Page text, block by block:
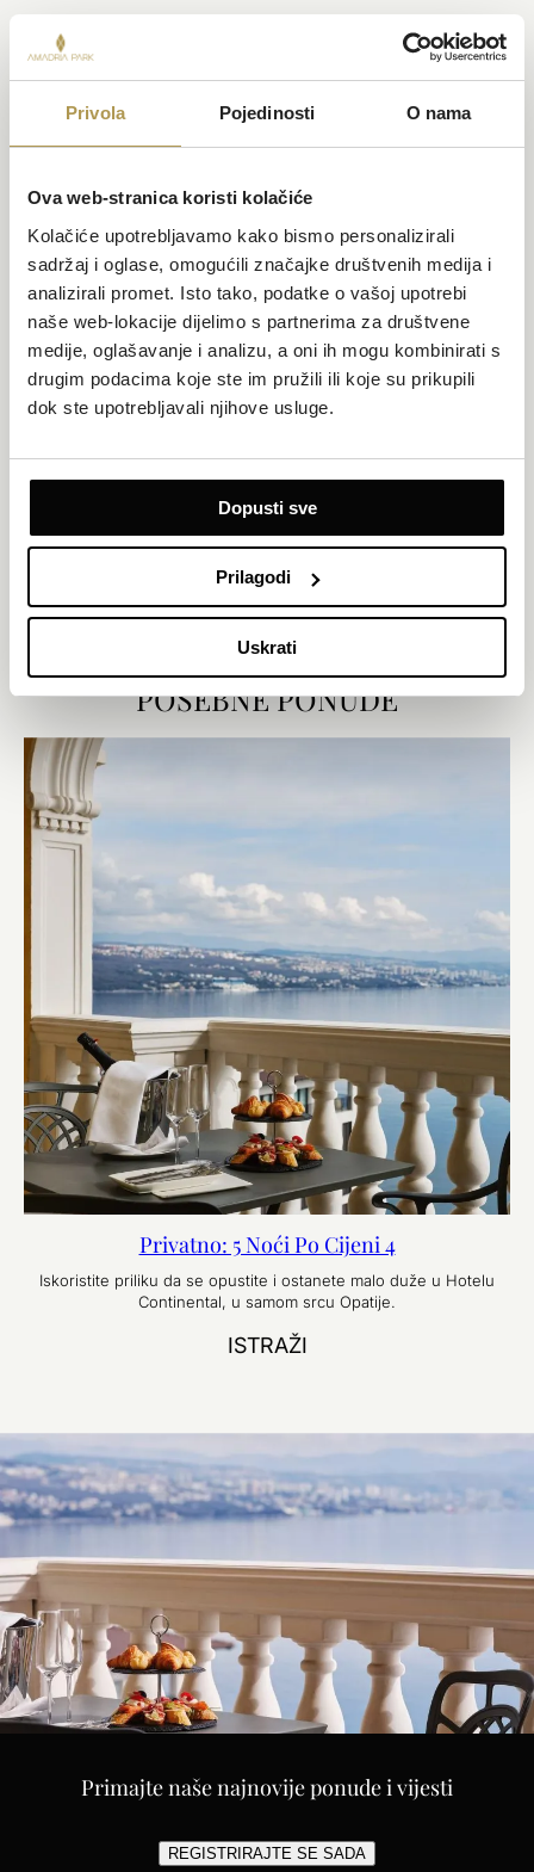
Privola Pojedinosti O nama
Ova web-stranica koristi kolačiće
Kolačiće upotrebljavamo kako bismo personalizirali
sadržaj i oglase, omogućili značajke društvenih medija i
analizirali promet. Isto tako, podatke o vašoj upotrebi
naše web-lokacije dijelimo s partnerima za društvene
medije, oglašavanje i analizu, a oni ih mogu kombinirati s
drugim podacima koje ste im pružili ili koje su prikupili
dok ste upotrebljavali njihove usluge.
Dopusti sve
Prilagodi
Uskrati
Privatno: Obiteljska soba s pogledom na grad
Površina 38 m² Pogled na grad
Do 4 osobe (najviše 3 odraslih)
grad koji nudi ugodan odmor za cijelu obitelj. Spavaća soba s king
size krevetom i trosjedom na razvlačenje pruža privatnost i
pripremu laganih obroka u udobnosti vlastita 4 zida. Televizor
ravnog ekrana s kabelskim/satelitskim programima te mramorna
kupaonica s kadom ili tušem upotpunjuju osjećaj udobnosti.
POSEBNE PONUDE
Privatno: 5 Noći Po Cijeni 4
Iskoristite priliku da se opustite i ostanete malo duže u Hotelu
Continental, u samom srcu Opatije.
ISTRAŽI
Primajte naše najnovije ponude i vijesti
REGISTRIRAJTE SE SADA